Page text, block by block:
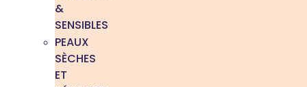
&
SENSIBLES
PEAUX
SÈCHES
ET